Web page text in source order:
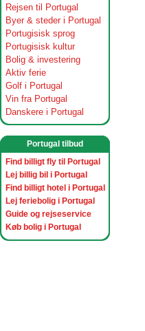
Rejsen til Portugal
Byer & steder i Portugal
Portugisisk sprog
Portugisisk kultur
Bolig & investering
Aktiv ferie
Golf i Portugal
Vin fra Portugal
Danskere i Portugal
Portugal tilbud
Find billigt fly til Portugal
Lej billig bil i Portugal
Find billigt hotel i Portugal
Lej feriebolig i Portugal
Guide og rejseservice
Køb bolig i Portugal